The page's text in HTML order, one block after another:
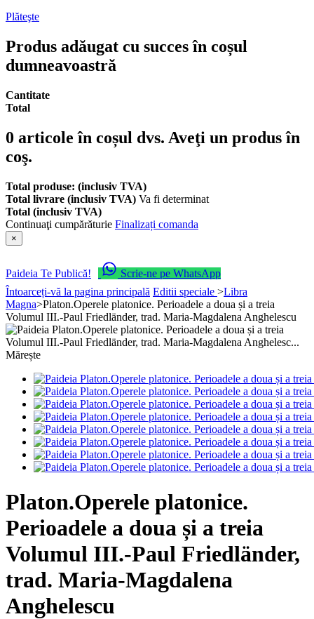
Plăteşte
Produs adăugat cu succes în coșul
dumneavoastră
Cantitate
Total
0 articole în coșul dvs. Aveţi un produs în
coş.
Total produse: (inclusiv TVA)
Total livrare (inclusiv TVA) Va fi determinat
Total (inclusiv TVA)
Continuaţi cumpărăturie Finalizați comanda
×
Paideia Te Publică!
Scrie-ne pe WhatsApp
Întoarceți-vă la pagina principală Editii speciale >Libra
Magna>Platon.Operele platonice. Perioadele a doua și a treia
Volumul III.-Paul Friedländer, trad. Maria-Magdalena Anghelescu
Mărește
Platon.Operele platonice.
Perioadele a doua și a treia
Volumul III.-Paul Friedländer,
trad. Maria-Magdalena
Anghelescu